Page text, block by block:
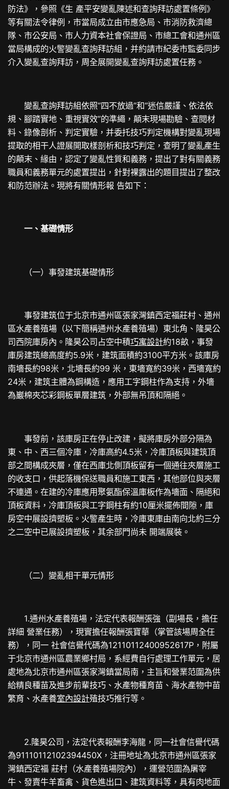
防法》，參照《生 產平安變亂陳述和查詢拜訪處置條例》
等有關法令律例，市當局成立由市應急局、市消防救濟總
隊、市公安局、市人力資本社會保證局、市總工會和通州區
當局構成的火警變亂查詢拜訪組，并約請市紀委市監委同步
介入變亂查詢拜訪，周全展開變亂查詢拜訪處置任務。
變亂查詢拜訪組依照“四不放過”和“迷信嚴謹、依法依
規、腳踏實地、重視實效”的準繩，顛末現場勘驗、查閱材
料、錄像剖析、判定實驗，并委托技巧判定機構對變亂現場
提取的相干人證展開取樣剖析和技巧判定，查明了變亂產生
的顛末、緣由，認定了變亂性質和義務，提出了對有關義務
職員和義務單元的處置提出，針對裸露出的題目提出了整改
和防范辦法。現將有關情形報 告如下：
一、基礎情形
（一）事發建筑基礎情形
事發建筑位于北京市通州區張家灣鎮西定福莊村、通州
區水產養殖場（以下簡稱通州水產養殖場）東北角、隆昊公
司西院庫房內。隆昊公司占空中積巧寓設計約18畝，事發
庫房建筑總高度約5.9米，建筑面積約3100平方米。該庫房
南墻長約98米，北墻長約99 米，東墻寬約39米，西墻寬約
24米，建筑主體為鋼構造，應用工字鋼柱作為支持，外墻
為巖棉夾芯彩鋼板單層建筑，外部無吊頂和隔絕。
事發前，該庫房正在停止改建，擬將庫房外部分隔為
東、中、西三個冷庫，冷庫高約4.5米，冷庫頂板與建筑頂
部之間構成夾層，僅在西庫北側頂板留有一個通往夾層施工
的收支口，供起落機保送職員和施工東西，其他部位與夾層
不連通。在建的冷庫應用聚氨酯保溫庫板作為墻面、隔絕和
頂板資料，冷庫頂板與工字鋼柱有約10厘米擺佈間隙，庫
房空中展設擠塑板。火警產生時，冷庫東庫由南向北約三分
之二空中已展設擠塑板，其余部門尚未 開端展裝。
（二）變亂相干單元情形
1.通州水產養殖場，法定代表報酬張強（副場長，擔任
詳細 營業任務），現實擔任報酬張寶華（掌管該場周全任
務），同一 社會信譽代碼為12110112400952617P，附屬
于北京市通州區農業鄉村局，系經費自行處理工作單元，居
處地為北京市通州區張家灣鎮當局南，主旨和營業范圍為供
給精良種苗及進步前輩技巧、水產物種育苗、海水產物中苗
繁育、水產養室內設計殖技巧推行等。
2.隆昊公司，法定代表報酬李海龍，同一社會信譽代碼
為91110112102394450X，注冊地址為北京市通州區張家
灣鎮西定福 莊村（水產養殖場院內），運營范圍為屠宰
牛、發賣牛羊畜禽、貨色進出口、建筑資料等，具有肉地面